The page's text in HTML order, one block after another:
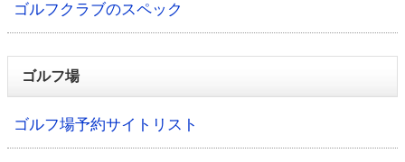
ゴルフクラブのスペック
ゴルフ場
ゴルフ場予約サイトリスト